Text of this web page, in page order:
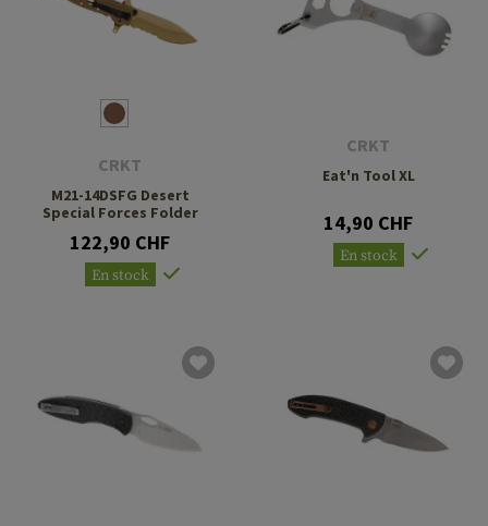
CRKT
M21-14DSFG Desert
Special Forces Folder
122,90 CHF
En stock
CRKT
Eat'n Tool XL
14,90 CHF
En stock